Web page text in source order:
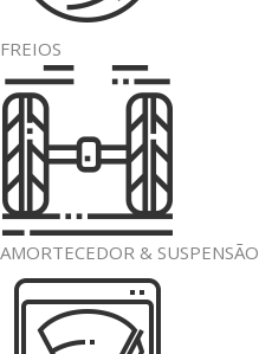
FREIOS
AMORTECEDOR & SUSPENSÃO